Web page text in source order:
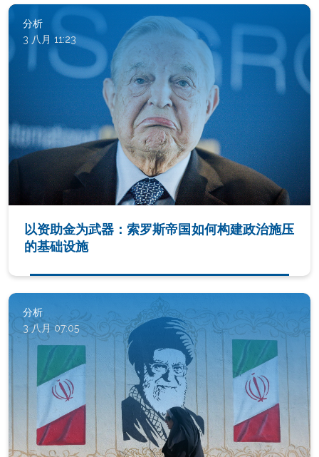
分析
3 八月 11:23
以资助金为武器：索罗斯帝国如何构建政治施压
的基础设施
分析
3 八月 07:05